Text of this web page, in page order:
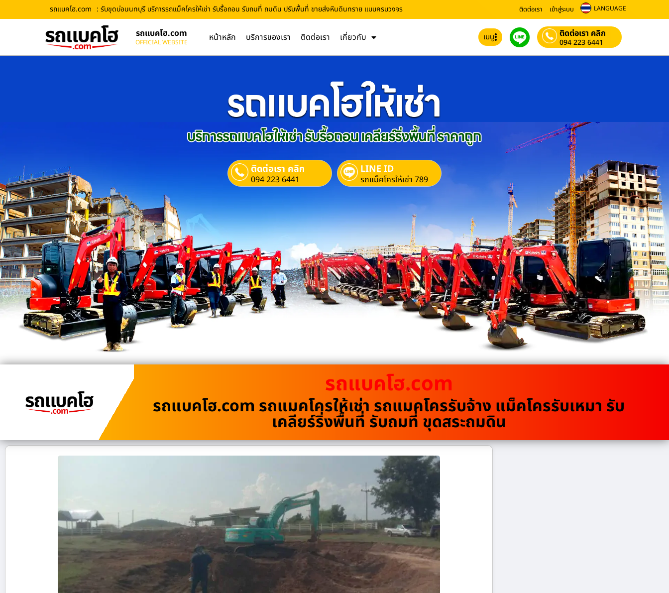
รถแบคโฮ.com : รับขุดบ่อนนทบุรี บริการรถแม็คโครให้เช่า รับรื้อถอน รับถมที่ ถมดิน ปรับพื้นที่ ขายส่งหินดินทราย แบบครบวงจร ติดต่อเรา เข้าสู่ระบบ LANGUAGE
รถแบคโฮ.com
OFFICIAL WEBSITE หน้าหลัก บริการของเรา ติดต่อเรา เกี่ยวกับ เมนู ติดต่อเรา คลิก
094 223 6441
ติดต่อเรา คลิก
094 223 6441
LINE ID
รถแม็คโครให้เช่า 789
รถแบคโฮ.com
รถแบคโฮ.com รถแมคโครให้เช่า รถแมคโครรับจ้าง แม็คโครรับเหมา รับ
เคลียร์ริ่งพื้นที่ รับถมที่ ขุดสระถมดิน